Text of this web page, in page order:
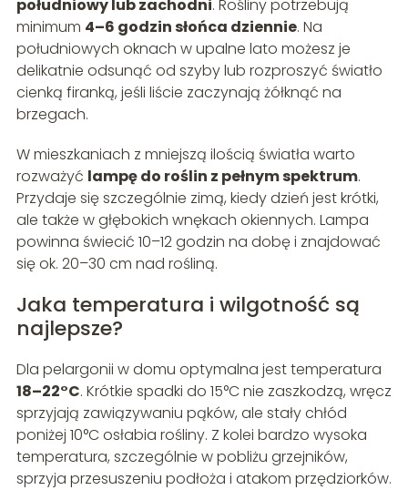
południowy lub zachodni. Rośliny potrzebują
minimum 4–6 godzin słońca dziennie. Na
południowych oknach w upalne lato możesz je
delikatnie odsunąć od szyby lub rozproszyć światło
cienką firanką, jeśli liście zaczynają żółknąć na
brzegach.
W mieszkaniach z mniejszą ilością światła warto
rozważyć lampę do roślin z pełnym spektrum.
Przydaje się szczególnie zimą, kiedy dzień jest krótki,
ale także w głębokich wnękach okiennych. Lampa
powinna świecić 10–12 godzin na dobę i znajdować
się ok. 20–30 cm nad rośliną.
Jaka temperatura i wilgotność są
najlepsze?
Dla pelargonii w domu optymalna jest temperatura
18–22°C. Krótkie spadki do 15°C nie zaszkodzą, wręcz
sprzyjają zawiązywaniu pąków, ale stały chłód
poniżej 10°C osłabia rośliny. Z kolei bardzo wysoka
temperatura, szczególnie w pobliżu grzejników,
sprzyja przesuszeniu podłoża i atakom przędziorków.